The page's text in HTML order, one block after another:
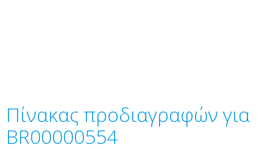
Πίνακας προδιαγραφών για
BR00000554